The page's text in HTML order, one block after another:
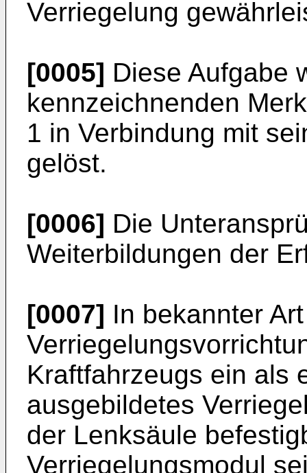
Verriegelung
[0005] Diese Aufgabe
kennzeichnenden
1 in Verbindung mit
gelöst.
[0006] Die
Weiterbildungen der
[0007] In bekannter
Kraftfahrzeugs ein als
ausgebildetes
der Lenksäule
Verriegelungsmodul